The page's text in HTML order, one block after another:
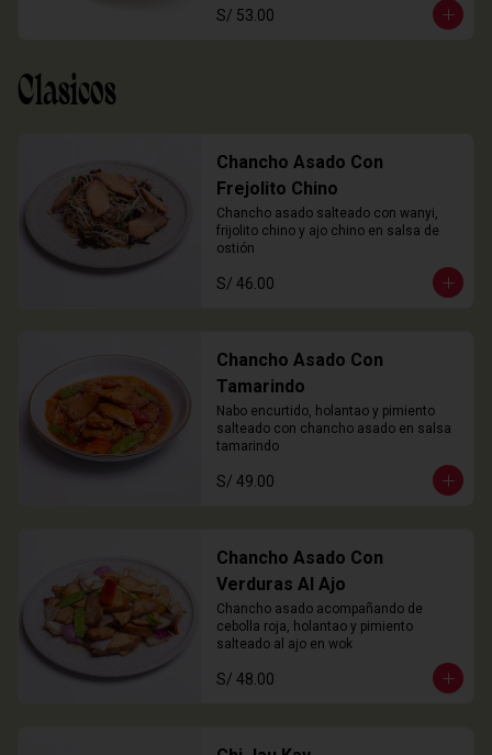
S/ 53.00
Clasicos
Chancho Asado Con
Frejolito Chino
Chancho asado salteado con wanyi,
frijolito chino y ajo chino en salsa de
ostión
S/ 46.00
Chancho Asado Con
Tamarindo
Nabo encurtido, holantao y pimiento
salteado con chancho asado en salsa
tamarindo
S/ 49.00
Chancho Asado Con
Verduras Al Ajo
Chancho asado acompañando de
cebolla roja, holantao y pimiento
salteado al ajo en wok
S/ 48.00